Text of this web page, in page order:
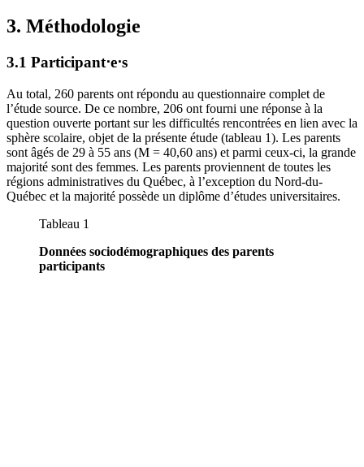
3. Méthodologie
3.1 Participant⋅e⋅s
Au total, 260 parents ont répondu au questionnaire complet de
l’étude source. De ce nombre, 206 ont fourni une réponse à la
question ouverte portant sur les difficultés rencontrées en lien avec la
sphère scolaire, objet de la présente étude (tableau 1). Les parents
sont âgés de 29 à 55 ans (M = 40,60 ans) et parmi ceux-ci, la grande
majorité sont des femmes. Les parents proviennent de toutes les
régions administratives du Québec, à l’exception du Nord-du-
Québec et la majorité possède un diplôme d’études universitaires.
Tableau 1
Données sociodémographiques des parents
participants